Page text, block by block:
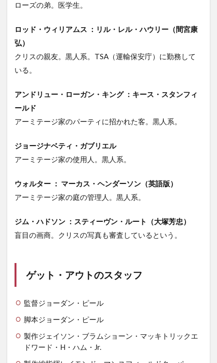
ローズの弟。医学生。
ロッド・ウィリアムス ：リル・レル・ハウリー（間宮康
弘）
クリスの親友。黒人系。TSA（運輸保安庁）に勤務して
いる。
アンドリュー・ローガン・キング ：キース・スタンフィ
ールド
アーミテージ家のパーティに招かれた客。黒人系。
ジョージナベティ・ガブリエル
アーミテージ家の使用人。黒人系。
ウォルター ： マーカス・ヘンダーソン （英語版）
アーミテージ家の庭の管理人。黒人系。
ジム・ハドソン ：スティーヴン・ルート（大塚芳忠）
盲目の画商。クリスの写真も審査しているという。
ゲット・アウトのスタッフ
監督ジョーダン・ピール
脚本ジョーダン・ピール
製作ジェイソン・ブラムショーン・マッキトリックエ
ドワード・H・ハム・Jr.